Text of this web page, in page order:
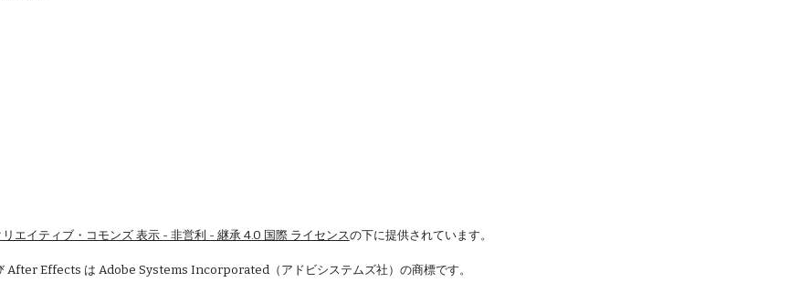
リエイティブ・コモンズ 表示 - 非営利 - 継承 4.0 国際 ライセンスの下に提供されています。
After Effects は Adobe Systems Incorporated（アドビシステムズ社）の商標です。